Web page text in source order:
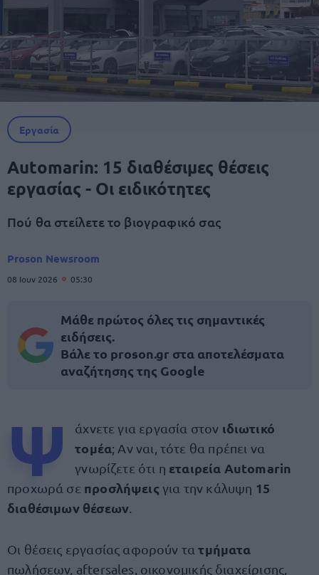
Εργασία
Automarin: 15 διαθέσιμες θέσεις
εργασίας - Οι ειδικότητες
Πού θα στείλετε το βιογραφικό σας
Proson Newsroom
08 Ιουν 2026 05:30
Μάθε πρώτος όλες τις σημαντικές
ειδήσεις.
Βάλε το proson.gr στα αποτελέσματα
αναζήτησης της Google
Ψ άχνετε για εργασία στον ιδιωτικό
τομέα; Αν ναι, τότε θα πρέπει να
γνωρίζετε ότι η εταιρεία Automarin
προχωρά σε προσλήψεις για την κάλυψη 15
διαθέσιμων θέσεων
Οι θέσεις εργασίας αφορούν τατμήματα
πωλήσεων, aftersales, οικονομικής διαχείρισης,